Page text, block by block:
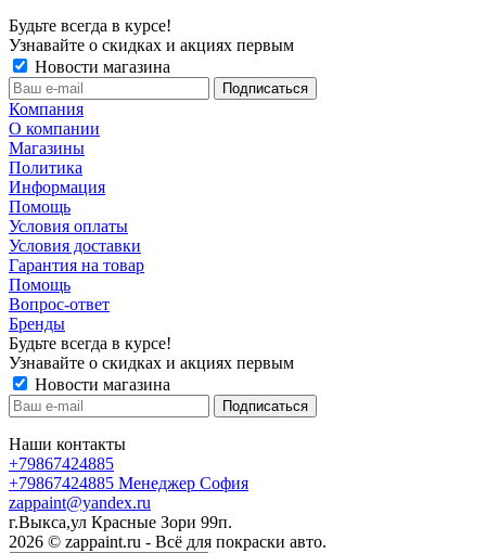
Будьте всегда в курсе!
Узнавайте о скидках и акциях первым
Новости магазина
Компания
О компании
Магазины
Политика
Информация
Помощь
Условия оплаты
Условия доставки
Гарантия на товар
Помощь
Вопрос-ответ
Бренды
Будьте всегда в курсе!
Узнавайте о скидках и акциях первым
Новости магазина
Наши контакты
+79867424885
+79867424885 Менеджер София
zappaint@yandex.ru
г.Выкса,ул Красные Зори 99п.
2026 © zappaint.ru - Всё для покраски авто.